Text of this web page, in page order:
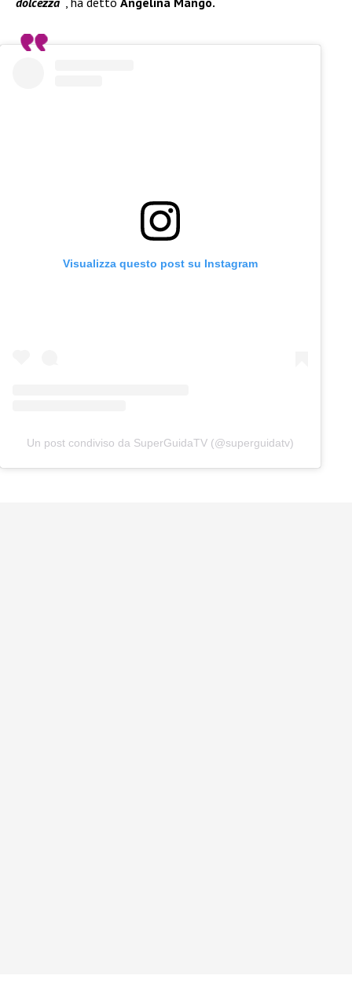
Visualizza questo post su Instagram
Un post condiviso da SuperGuidaTV (@superguidatv)